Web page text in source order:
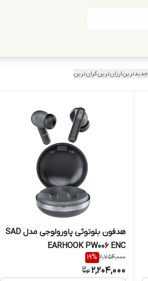
جدیدترینارزان‌ترینگران‌ترین
هدفون بلوتوثی پاورولوجی مدل SAD
EARHOOK PW006 ENC
2,754,000
19%
2,204,000